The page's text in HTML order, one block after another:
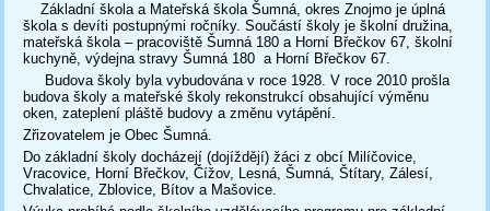
Základní škola a Mateřská škola Šumná, okres Znojmo je úplná
škola s devíti postupnými ročníky. Součástí školy je školní družina,
mateřská škola – pracoviště Šumná 180 a Horní Břečkov 67, školní
kuchyně, výdejna stravy Šumná 180 a Horní Břečkov 67.
Budova školy byla vybudována v roce 1928. V roce 2010 prošla
budova školy a mateřské školy rekonstrukcí obsahující výměnu
oken, zateplení pláště budovy a změnu vytápění.
Zřizovatelem je Obec Šumná.
Do základní školy docházejí (dojíždějí) žáci z obcí Milíčovice,
Vracovice, Horní Břečkov, Čížov, Lesná, Šumná, Štítary, Zálesí,
Chvalatice, Zblovice, Bítov a Mašovice.